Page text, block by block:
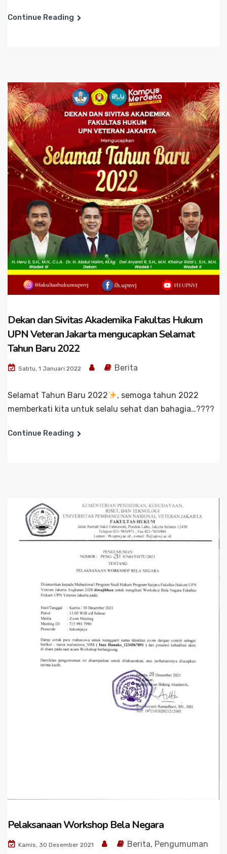
Continue Reading
Dekan dan Sivitas Akademika Fakultas Hukum
UPN Veteran Jakarta mengucapkan Selamat
Tahun Baru 2022
Sabtu, 1 Januari 2022 Berita
Selamat Tahun Baru 2022
, semoga tahun 2022
memberkati kita untuk selalu sehat dan bahagia…????
Continue Reading
Pelaksanaan Workshop Bela Negara
Kamis, 30 Desember 2021 Berita, Pengumuman